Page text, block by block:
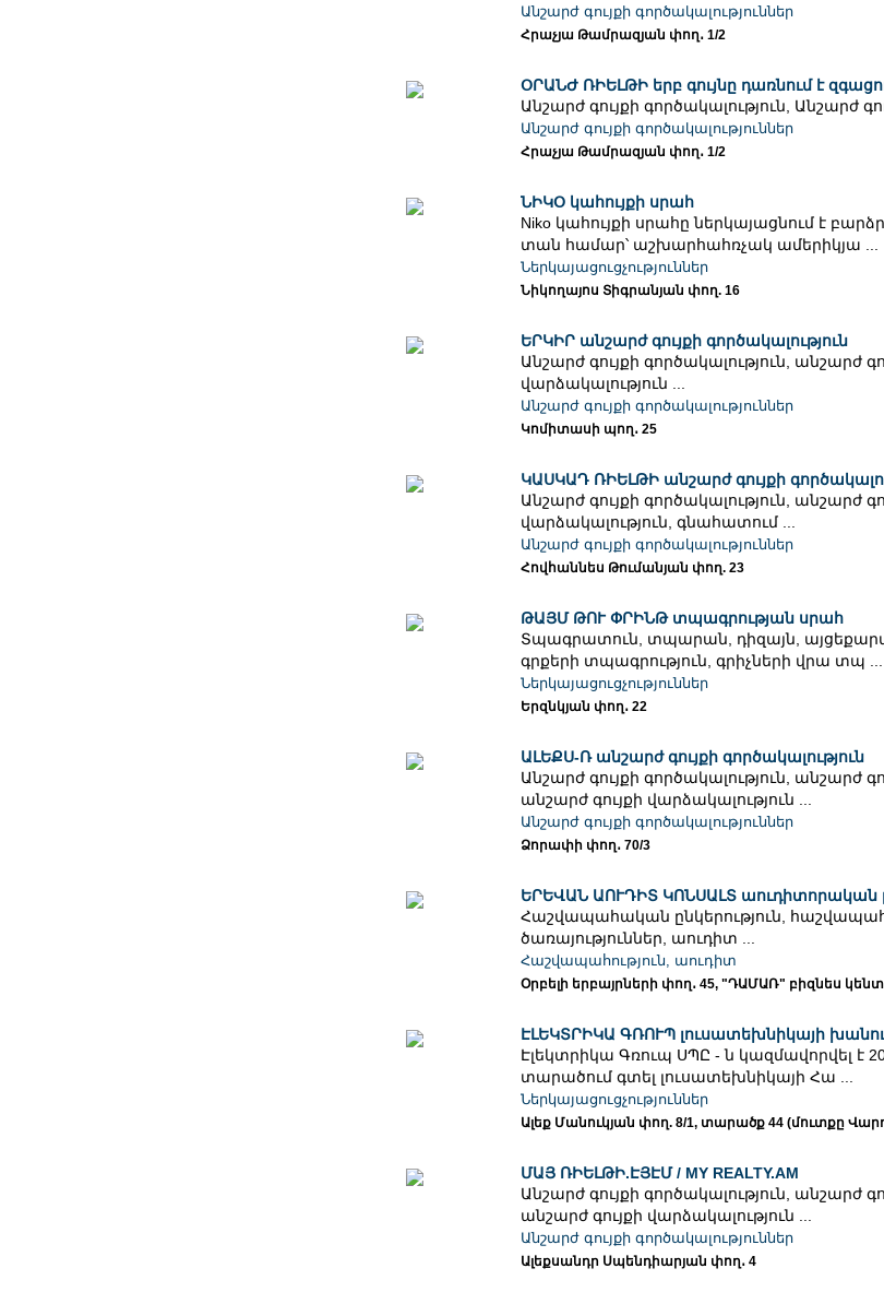
Անշարժ գույքի գործակալություններ
Հրաչյա Թամրազյան փող․ 1/2
ՕՐԱՆԺ ՌԻԵԼԹԻ երբ գույնը դառնում է
Անշարժ գույքի գործակալություն, Անշարժ
Անշարժ գույքի գործակալություններ
Հրաչյա Թամրազյան փող․ 1/2
ՆԻԿՕ կահույքի սրահ
Niko կահույքի սրահը ներկայացնում է
տան համար՝ աշխարհահռչակ ամերիկյա ...
Ներկայացուցչություններ
Նիկողայոս Տիգրանյան փող. 16
ԵՐԿԻՐ անշարժ գույքի գործակալություն
Անշարժ գույքի գործակալություն, անշարժ
վարձակալություն ...
Անշարժ գույքի գործակալություններ
Կոմիտասի պող․ 25
ԿԱՍԿԱԴ ՌԻԵԼԹԻ անշարժ գույքի
Անշարժ գույքի գործակալություն, անշարժ
վարձակալություն, գնահատում ...
Անշարժ գույքի գործակալություններ
Հովհաննես Թումանյան փող. 23
ԹԱՅՄ ԹՈՒ ՓՐԻՆԹ տպագրության սրահ
Տպագրատուն, տպարան, դիզայն,
գրքերի տպագրություն, գրիչների վրա տպ ...
Ներկայացուցչություններ
Երզնկյան փող․ 22
ԱԼԵՔՍ-Ռ անշարժ գույքի գործակալություն
Անշարժ գույքի գործակալություն, անշարժ
անշարժ գույքի վարձակալություն ...
Անշարժ գույքի գործակալություններ
Ձորափի փող․ 70/3
ԵՐԵՎԱՆ ԱՈՒԴԻՏ ԿՈՆՍԱԼՏ աուդիտորական
Հաշվապահական ընկերություն,
ծառայություններ, աուդիտ ...
Հաշվապահություն, աուդիտ
Օրբելի երբայրների փող․ 45, "ԴԱՄԱՌ" բիզնես
ԷԼԵԿՏՐԻԿԱ ԳՌՈՒՊ լուսատեխնիկայի
Էլեկտրիկա Գռուպ ՍՊԸ - ն կազմավորվել է
տարածում գտել լուսատեխնիկայի Հա ...
Ներկայացուցչություններ
Ալեք Մանուկյան փող. 8/1, տարածք 44 (մուտքը
ՄԱՅ ՌԻԵԼԹԻ.ԷՅԷՄ / MY REALTY.AM
Անշարժ գույքի գործակալություն, անշարժ
անշարժ գույքի վարձակալություն ...
Անշարժ գույքի գործակալություններ
Ալեքսանդր Սպենդիարյան փող․ 4